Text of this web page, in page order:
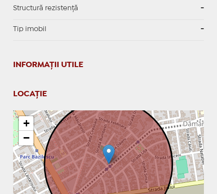
Structură rezistență -
Tip imobil -
INFORMAŢII UTILE
LOCAȚIE
+
−